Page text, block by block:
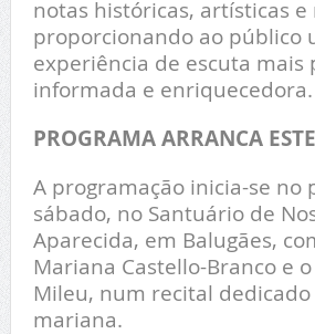
notas históricas, artísticas e
proporcionando ao público
experiência de escuta mais
informada e enriquecedora.
PROGRAMA ARRANCA
A programação inicia-se no
sábado, no Santuário de
Aparecida, em Balugães,
Mariana Castello-Branco e
Mileu, num recital
mariana.